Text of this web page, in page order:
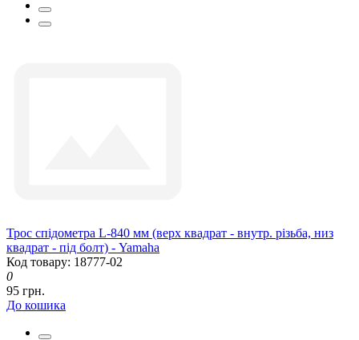
Трос спідометра L-840 мм (верх квадрат - внутр. різьба, низ
квадрат - під болт) - Yamaha
Код товару: 18777-02
0
95 грн.
До кошика